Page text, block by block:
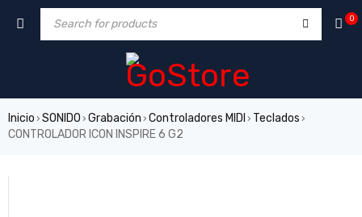
0
Inicio › SONIDO › Grabación › Controladores MIDI › Teclados ›
CONTROLADOR ICON INSPIRE 6 G2